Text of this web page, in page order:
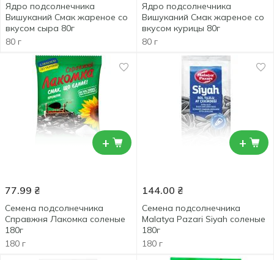
Ядро подсолнечника
Вишуканий Смак жареное со
вкусом сыра 80г
80 г
Ядро подсолнечника
Вишуканий Смак жареное со
вкусом курицы 80г
80 г
+
77.99 ₴
Семена подсолнечника
Справжня Лакомка соленые
180г
180 г
+
144.00 ₴
Семена подсолнечника
Malatya Pazari Siyah соленые
180г
180 г